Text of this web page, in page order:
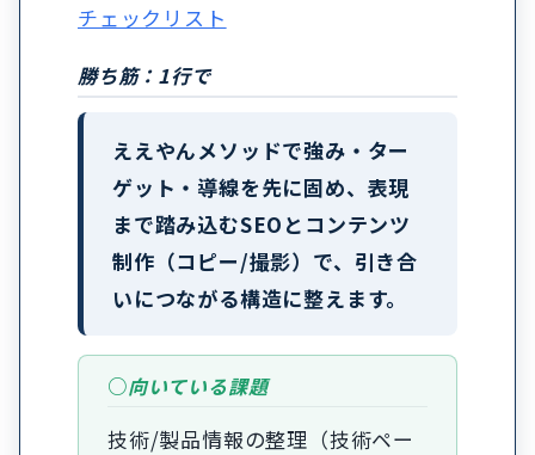
チェックリスト
勝ち筋：1行で
ええやんメソッドで強み・ター
ゲット・導線を先に固め、表現
まで踏み込むSEOとコンテンツ
制作（コピー/撮影）で、引き合
いにつながる構造に整えます。
向いている課題
技術/製品情報の整理（技術ペー